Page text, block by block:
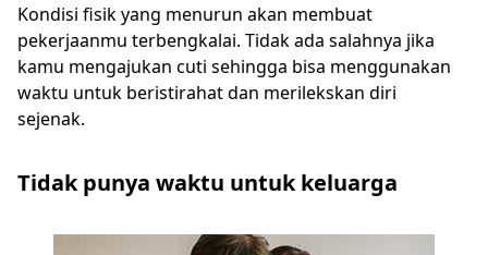
Kondisi fisik yang menurun akan membuat
pekerjaanmu terbengkalai. Tidak ada salahnya jika
kamu mengajukan cuti sehingga bisa menggunakan
waktu untuk beristirahat dan merilekskan diri
sejenak.
Tidak punya waktu untuk keluarga